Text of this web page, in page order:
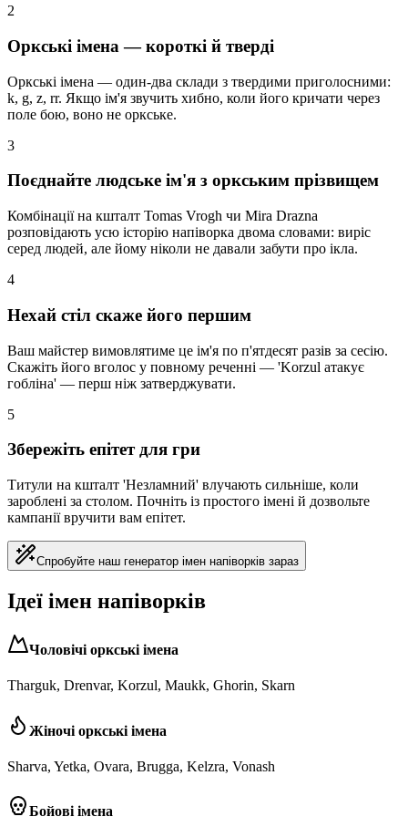
2
Оркські імена — короткі й тверді
Оркські імена — один-два склади з твердими приголосними:
k, g, z, rr. Якщо ім'я звучить хибно, коли його кричати через
поле бою, воно не оркське.
3
Поєднайте людське ім'я з оркським прізвищем
Комбінації на кшталт Tomas Vrogh чи Mira Drazna
розповідають усю історію напіворка двома словами: виріс
серед людей, але йому ніколи не давали забути про ікла.
4
Нехай стіл скаже його першим
Ваш майстер вимовлятиме це ім'я по п'ятдесят разів за сесію.
Скажіть його вголос у повному реченні — 'Korzul атакує
гобліна' — перш ніж затверджувати.
5
Збережіть епітет для гри
Титули на кшталт 'Незламний' влучають сильніше, коли
зароблені за столом. Почніть із простого імені й дозвольте
кампанії вручити вам епітет.
Спробуйте наш генератор імен напіворків зараз
Ідеї імен напіворків
Чоловічі оркські імена
Tharguk, Drenvar, Korzul, Maukk, Ghorin, Skarn
Жіночі оркські імена
Sharva, Yetka, Ovara, Brugga, Kelzra, Vonash
Бойові імена